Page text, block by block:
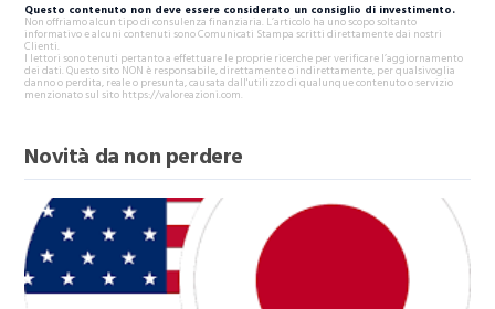
Questo contenuto non deve essere considerato un consiglio di investimento.
Non offriamo alcun tipo di consulenza finanziaria. L’articolo ha uno scopo soltanto
informativo e alcuni contenuti sono Comunicati Stampa scritti direttamente dai nostri
Clienti.
I lettori sono tenuti pertanto a effettuare le proprie ricerche per verificare l’aggiornamento
dei dati. Questo sito NON è responsabile, direttamente o indirettamente, per qualsivoglia
danno o perdita, reale o presunta, causata dall'utilizzo di qualunque contenuto o servizio
menzionato sul sito https://valoreazioni.com.
Novità da non perdere